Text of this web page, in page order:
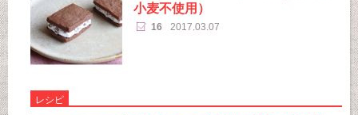
小麦不使用）
16 2017.03.07
レシピ